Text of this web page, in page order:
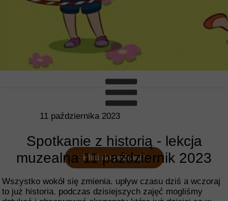
11 października 2023
Spotkanie z historią - lekcja
muzealna 11 październik 2023
Wszystko wokół się zmienia. upływ czasu dziś a wczoraj
to już historia. podczas dzisiejszych zajęć mogliśmy
Pliki do pobrania